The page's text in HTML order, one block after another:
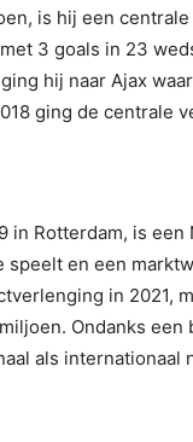
is hij een
3 goals in 23
hij naar Ajax
ging de centrale
in Rotterdam, is een
en een
in 2021,
Ondanks
als internationaal